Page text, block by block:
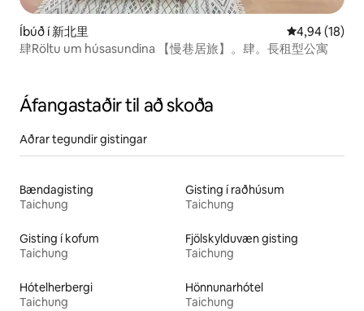
Íbúð í 新北里 4,94 af 5 í
4,94 (18)
肆Röltu um húsasundina 【慢巷居旅】。肆。長租型公寓
Áfangastaðir til að skoða
Aðrar tegundir gistingar
Bændagisting
Taichung
Gisting í raðhúsum
Taichung
Gisting í kofum
Taichung
Fjölskylduvæn gisting
Taichung
Hótelherbergi
Taichung
Hönnunarhótel
Taichung